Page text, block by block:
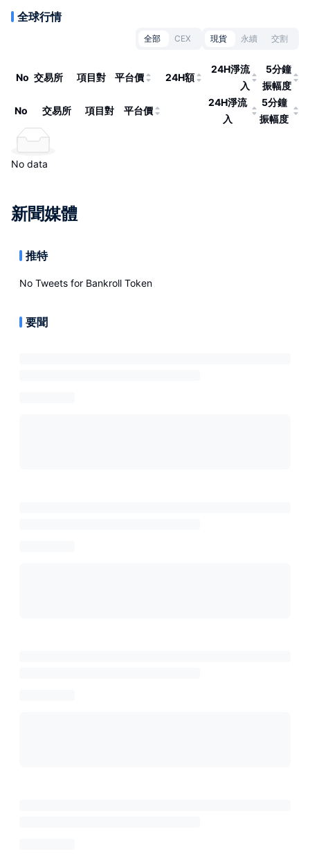
全球行情
全部 CEX 現貨 永續 交割
No 交易所 項目對 平台價 24H額
24H淨流
入
5分鐘
振幅度
No 交易所 項目對 平台價
24H淨流
入
5分鐘
振幅度
No data
新聞媒體
推特
No Tweets for Bankroll Token
要聞